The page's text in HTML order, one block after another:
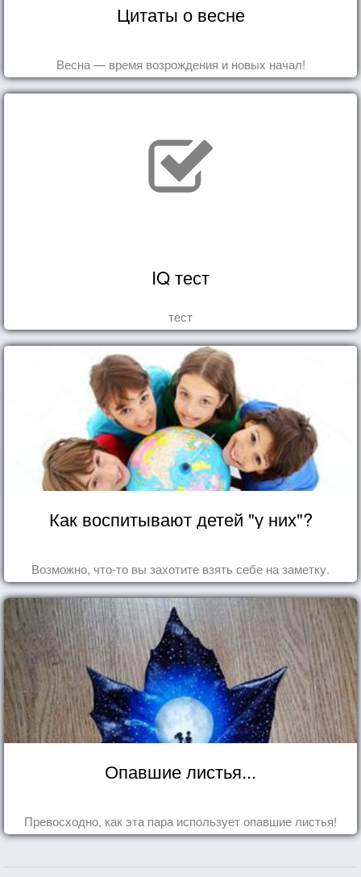
Цитаты о весне
Весна — время возрождения и новых начал!
IQ тест
тест
Как воспитывают детей "у них"?
Возможно, что-то вы захотите взять себе на заметку.
Опавшие листья...
Превосходно, как эта пара использует опавшие листья!